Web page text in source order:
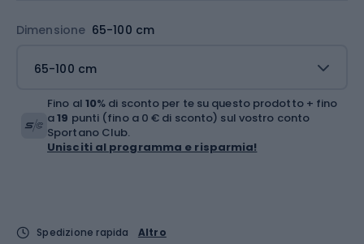
Dimensione 65-100 cm
65-100 cm
Fino al 10% di sconto per te su questo prodotto + fino
a19 punti (fino a 0 € di sconto) sul vostro conto
Sportano Club.
Unisciti al programma e risparmia!
Spedizione rapida
Altro